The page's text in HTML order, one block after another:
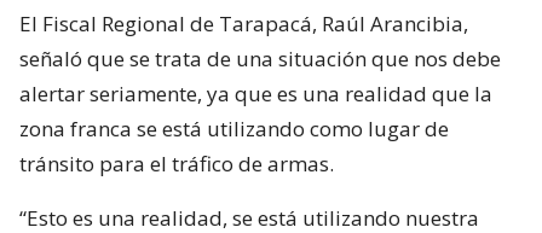
El Fiscal Regional de Tarapacá, Raúl Arancibia,
señaló que se trata de una situación que nos debe
alertar seriamente, ya que es una realidad que la
zona franca se está utilizando como lugar de
tránsito para el tráfico de armas.
“Esto es una realidad, se está utilizando nuestra